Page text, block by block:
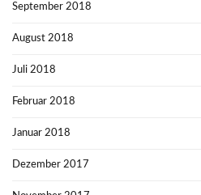
September 2018
August 2018
Juli 2018
Februar 2018
Januar 2018
Dezember 2017